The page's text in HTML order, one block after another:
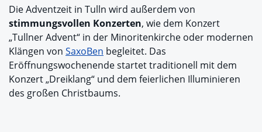
Die Adventzeit in Tulln wird außerdem von
stimmungsvollen Konzerten, wie dem Konzert
„Tullner Advent“ in der Minoritenkirche oder modernen
Klängen von SaxoBen begleitet. Das
Eröffnungswochenende startet traditionell mit dem
Konzert „Dreiklang“ und dem feierlichen Illuminieren
des großen Christbaums.